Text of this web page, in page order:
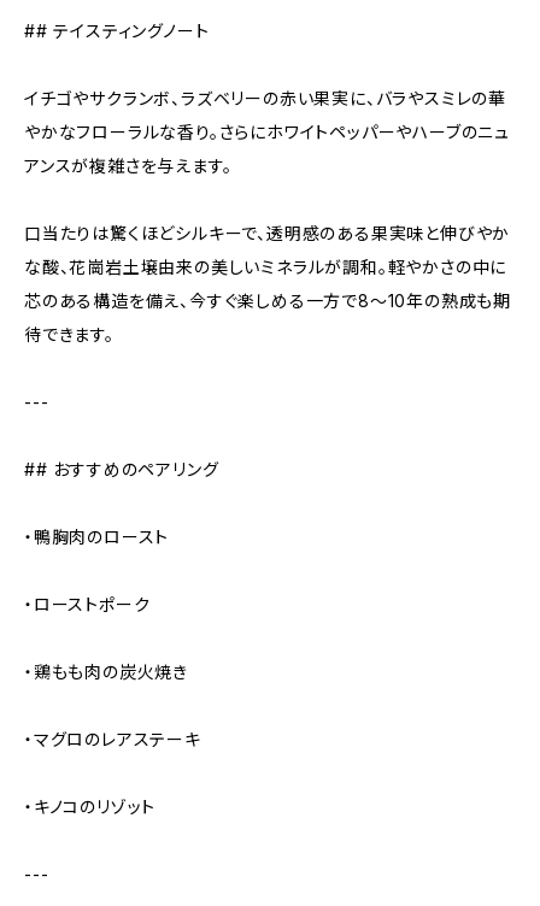
## テイスティングノート
イチゴやサクランボ、ラズベリーの赤い果実に、バラやスミレの華
やかなフローラルな香り。さらにホワイトペッパーやハーブのニュ
アンスが複雑さを与えます。
口当たりは驚くほどシルキーで、透明感のある果実味と伸びやか
な酸、花崗岩土壌由来の美しいミネラルが調和。軽やかさの中に
芯のある構造を備え、今すぐ楽しめる一方で8〜10年の熟成も期
待できます。
---
## おすすめのペアリング
・鴨胸肉のロースト
・ローストポーク
・鶏もも肉の炭火焼き
・マグロのレアステーキ
・キノコのリゾット
---